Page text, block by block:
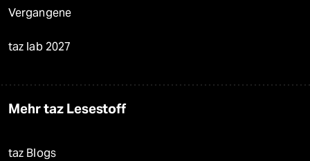
Vergangene
taz lab 2027
Mehr taz Lesestoff
taz Blogs